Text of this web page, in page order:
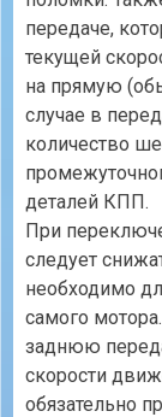
передаче,
текущей
на прямую
случае в
количество
деталей КПП.
При
следует
необходимо
самого
заднюю
скорости
обязательно